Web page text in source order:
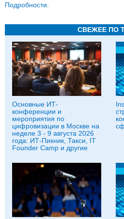
Подробности.
СВЕЖЕЕ ПО
Основные ИТ-
конференции и
мероприятия по
цифровизации в Москве на
неделе 3 - 9 августа 2026
года: ИТ-Пикник, Такси, IT
Founder Camp и другие